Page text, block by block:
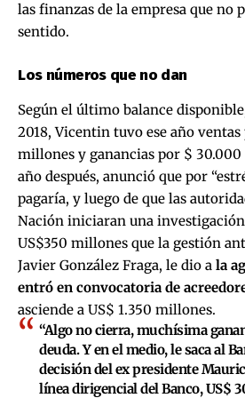
las finanzas de la empresa que no
sentido.
Los números que no dan
Según el último balance
2018, Vicentin tuvo ese año ventas
millones y ganancias por $
año después, anunció que por
pagaría, y luego de que las
Nación iniciaran una
US$350 millones que la gestión
Javier González Fraga, le dio a la
entró en convocatoria de
asciende a US$ 1.350 millones.
“Algo no cierra, muchísima
deuda. Y en el medio, le saca al
decisión del ex presidente
línea dirigencial del Banco, US$